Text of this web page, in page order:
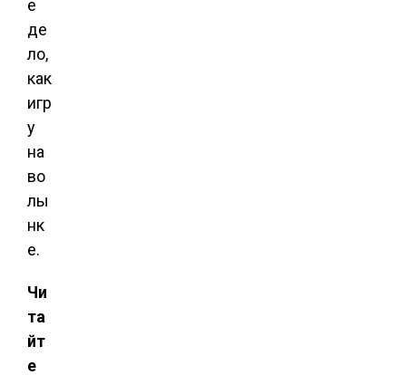
е
де
ло,
как
игр
у
на
во
лы
нк
е.
Чи
та
йт
е